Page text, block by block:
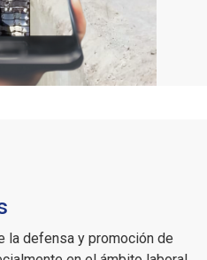
la defensa y promoción de